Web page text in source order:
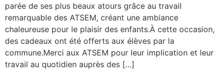
parée de ses plus beaux atours grâce au travail
remarquable des ATSEM, créant une ambiance
chaleureuse pour le plaisir des enfants.À cette occasion,
des cadeaux ont été offerts aux élèves par la
commune.Merci aux ATSEM pour leur implication et leur
travail au quotidien auprès des […]